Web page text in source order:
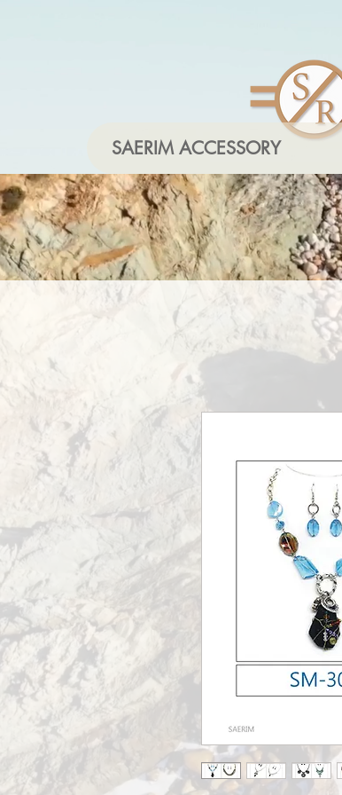
SAERIM ACCESSORY